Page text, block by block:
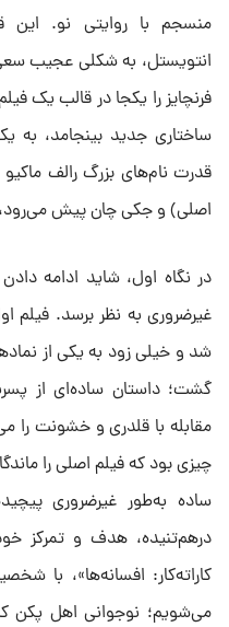
منسجم با روایتی نو. این
انتویستل، به شکلی عجیب
فرنچایز را یکجا در قالب یک
ساختاری جدید بینجامد،
قدرت نام‌های بزرگ رالف
اصلی) و جکی چان پیش می‌رود،
در نگاه اول، شاید ادامه
گشت؛ داستان ساده‌ای از
مقابله با قلدری و خشونت را
چیزی بود که فیلم اصلی را
ساده به‌طور غیرضروری
درهم‌تنیده، هدف و تمرکز
کاراته‌کار: افسانه‌ها»، با
می‌شویم؛ نوجوانی اهل پکن